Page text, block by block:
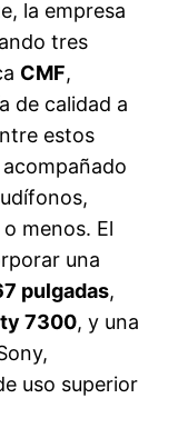
la empresa
tres
CMF,
de calidad a
estos
acompañado
o menos. El
una
pulgadas,
7300, y una
uso superior